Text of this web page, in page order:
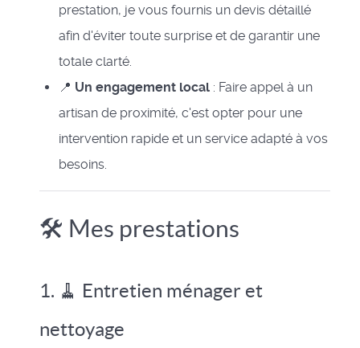
prestation, je vous fournis un devis détaillé
afin d'éviter toute surprise et de garantir une
totale clarté.
📍 Un engagement local : Faire appel à un
artisan de proximité, c'est opter pour une
intervention rapide et un service adapté à vos
besoins.
🛠️ Mes prestations
1. 🧹 Entretien ménager et
nettoyage